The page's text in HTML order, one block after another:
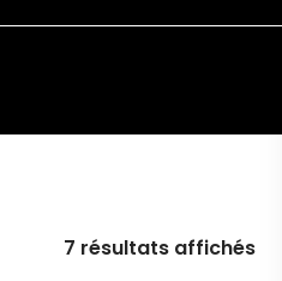
7 résultats affichés